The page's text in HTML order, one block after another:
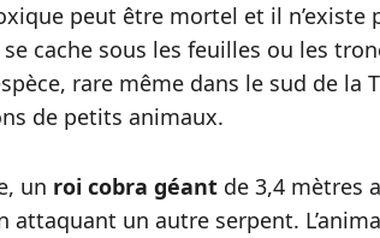
peut être mortel et il n’existe
cache sous les feuilles ou les
rare même dans le sud de la
de petits animaux.
un roi cobra géant de 3,4 mètres
attaquant un autre serpent.